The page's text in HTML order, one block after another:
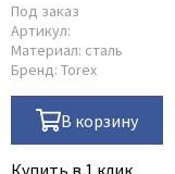
Под заказ
Артикул:
Материал: сталь
Бренд: Torex
В корзину
Купить в 1 клик